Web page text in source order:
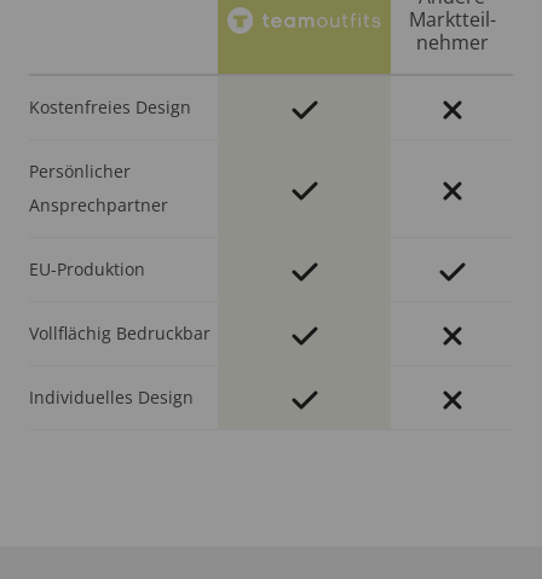
Markt­teil­
nehmer
Kostenfreies Design
Persönlicher
Ansprechpartner
EU-Produktion
Vollflächig Bedruckbar
Individuelles Design